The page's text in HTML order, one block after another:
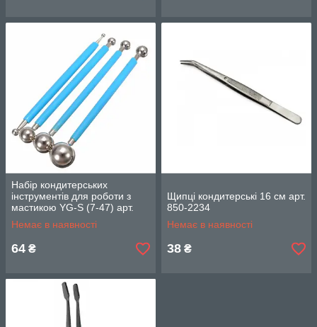
Набір кондитерських
інструментів для роботи з
мастикою YG-S (7-47) арт.
822-23-2
Немає в наявності
64 ₴
Щипці кондитерські 16 см арт.
850-2234
Немає в наявності
38 ₴